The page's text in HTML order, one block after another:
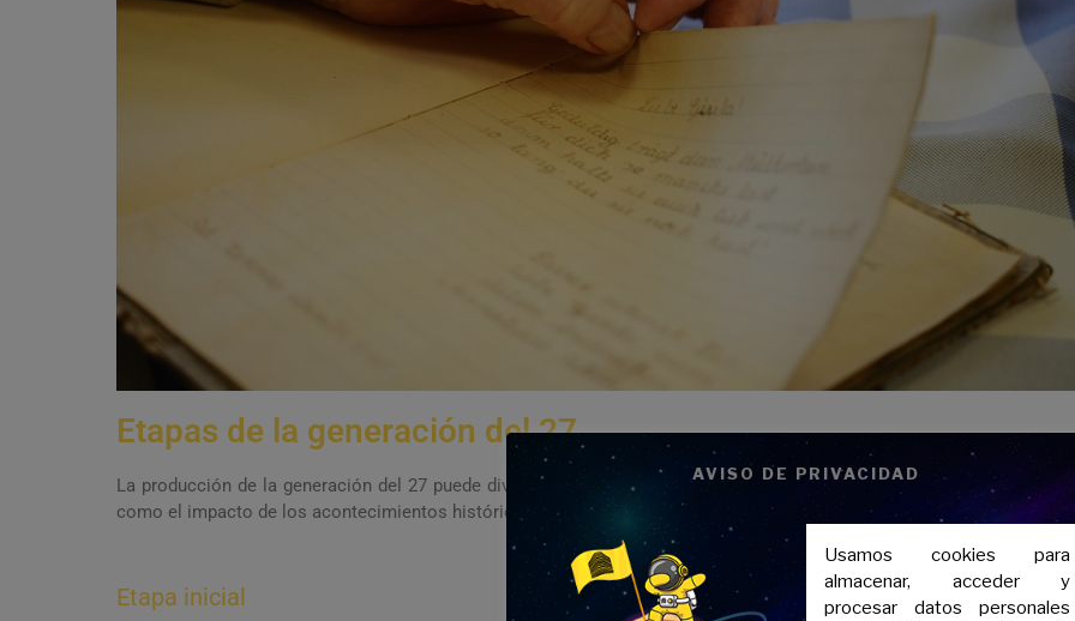
Etapas de la generación del 27
La producción de la generación del 27 puede dividirse en tres grandes etapasque reflejan tanto su evolución estética
como el impacto de los acontecimientos históricos en su obra.
Etapa inicial
AVISO DE PRIVACIDAD
Usamos cookies para
almacenar, acceder y
procesar datos personales